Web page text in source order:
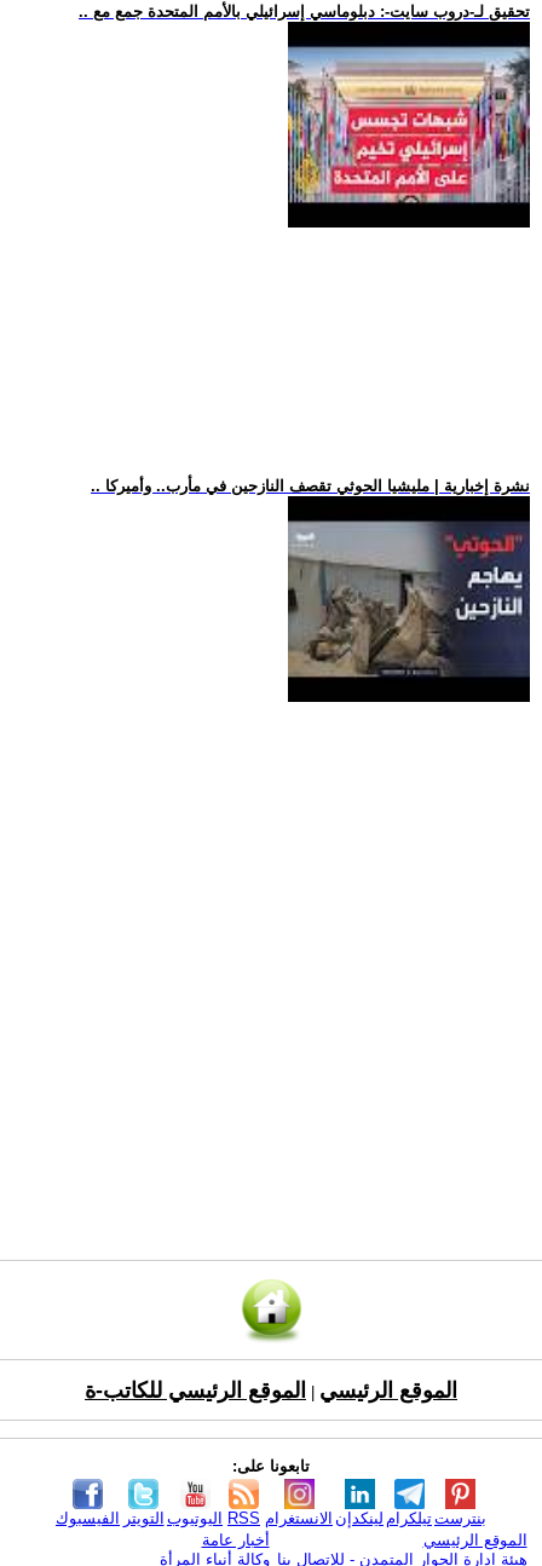
.. تحقيق لـ-دروب سايت-: دبلوماسي إسرائيلي بالأمم المتحدة جمع مع
.. نشرة إخبارية | مليشيا الحوثي تقصف النازحين في مأرب.. وأميركا
الموقع الرئيسي الموقع الرئيسي للكاتب-ة
تابعونا على:
الفيسبوك التويتر اليوتيوب RSS الانستغرام لينكدإن تيلكرامبنترست
الموقع الرئيسي
هيئة ادارة الحوار المتمدن - للإتصال بنا
أخبار عامة
وكالة أنباء المرأة